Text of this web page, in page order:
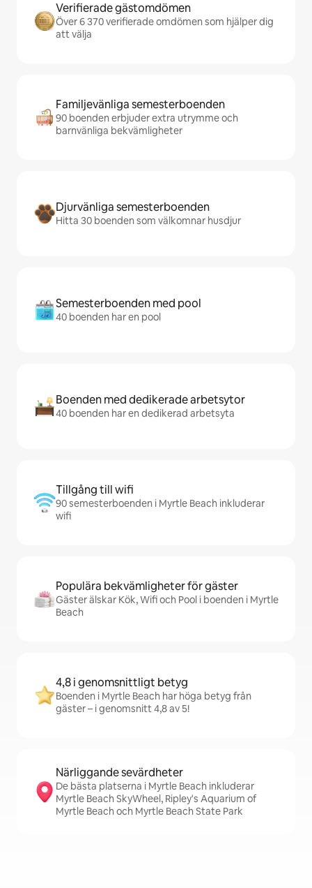
Verifierade gästomdömen
Över 6 370 verifierade omdömen som hjälper dig
att välja
Familjevänliga semesterboenden
90 boenden erbjuder extra utrymme och
barnvänliga bekvämligheter
Djurvänliga semesterboenden
Hitta 30 boenden som välkomnar husdjur
Semesterboenden med pool
40 boenden har en pool
Boenden med dedikerade arbetsytor
40 boenden har en dedikerad arbetsyta
Tillgång till wifi
90 semesterboenden i Myrtle Beach inkluderar
wifi
Populära bekvämligheter för gäster
Gäster älskar Kök, Wifi och Pool i boenden i Myrtle
Beach
4,8 i genomsnittligt betyg
Boenden i Myrtle Beach har höga betyg från
gäster – i genomsnitt 4,8 av 5!
Närliggande sevärdheter
De bästa platserna i Myrtle Beach inkluderar
Myrtle Beach SkyWheel, Ripley's Aquarium of
Myrtle Beach och Myrtle Beach State Park